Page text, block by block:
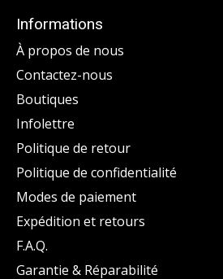
Informations
À propos de nous
Contactez-nous
Boutiques
Infolettre
Politique de retour
Politique de confidentialité
Modes de paiement
Expédition et retours
F.A.Q.
Garantie & Réparabilité